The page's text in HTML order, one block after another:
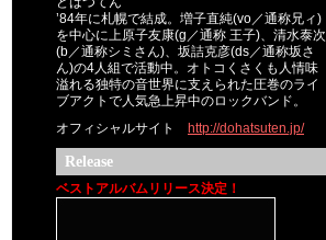
’84年に札幌で結成。増子直純(vo／通称兄ィ)
を中心に上原子友康(g／通称 王子)、清水泰次
(b／通称シミさん)、坂詰克彦(ds／通称坂さ
ん)の4人組で活動中。オトコくさくも人情味
溢れる独特の音世界に支えられた圧巻のライ
ブアクトで人気急上昇中のロックバンド。
オフィシャルサイト http://dohatsuten.jp/
Release
ベストアルバムリリース決定！